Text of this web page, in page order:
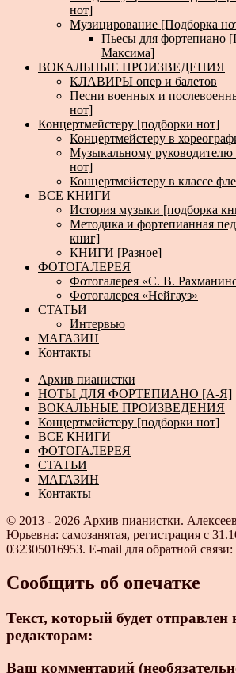
нот]
Музицирование [Подборка
Пьесы для фортепиано
Максима]
ВОКАЛЬНЫЕ ПРОИЗВЕДЕНИЯ
КЛАВИРЫ опер и балетов
Песни военных и
нот]
Концертмейстеру [подборки нот]
Концертмейстеру в
Музыкальному
нот]
Концертмейстеру в классе
ВСЕ КНИГИ
История музыки [подборка
Методика и фортепианная
книг]
КНИГИ [Разное]
ФОТОГАЛЕРЕЯ
Фотогалерея «С. В.
Фотогалерея «Нейгауз»
СТАТЬИ
Интервью
МАГАЗИН
Контакты
Архив пианистки
НОТЫ ДЛЯ ФОРТЕПИАНО [А-Я]
ВОКАЛЬНЫЕ ПРОИЗВЕДЕНИЯ
Концертмейстеру [подборки нот]
ВСЕ КНИГИ
ФОТОГАЛЕРЕЯ
СТАТЬИ
МАГАЗИН
Контакты
© 2013 - 2026 Архив пианистки.
Юрьевна: самозанятая, регистрация с
032305016953. E-mail для обратной
Сообщить об опечатке
Текст, который будет
редакторам:
Ваш комментарий